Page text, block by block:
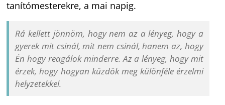
tanítómesterekre, a mai napig.
Rá kellett jönnöm, hogy nem az a lényeg, hogy a
gyerek mit csinál, mit nem csinál, hanem az, hogy
Én hogy reagálok minderre. Az a lényeg, hogy mit
érzek, hogy hogyan küzdök meg különféle érzelmi
helyzetekkel.